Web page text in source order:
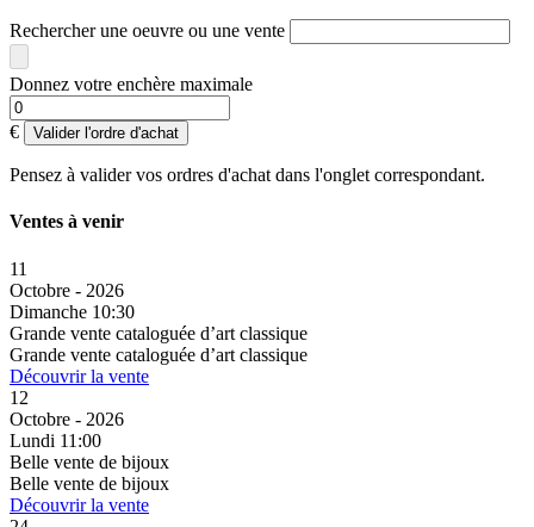
Rechercher une oeuvre ou une vente
Donnez votre enchère maximale
€ Valider l'ordre d'achat
Pensez à valider vos ordres d'achat dans l'onglet correspondant.
Ventes à venir
11
Octobre - 2026
Dimanche 10:30
Grande vente cataloguée d’art classique
Grande vente cataloguée d’art classique
Découvrir la vente
12
Octobre - 2026
Lundi 11:00
Belle vente de bijoux
Belle vente de bijoux
Découvrir la vente